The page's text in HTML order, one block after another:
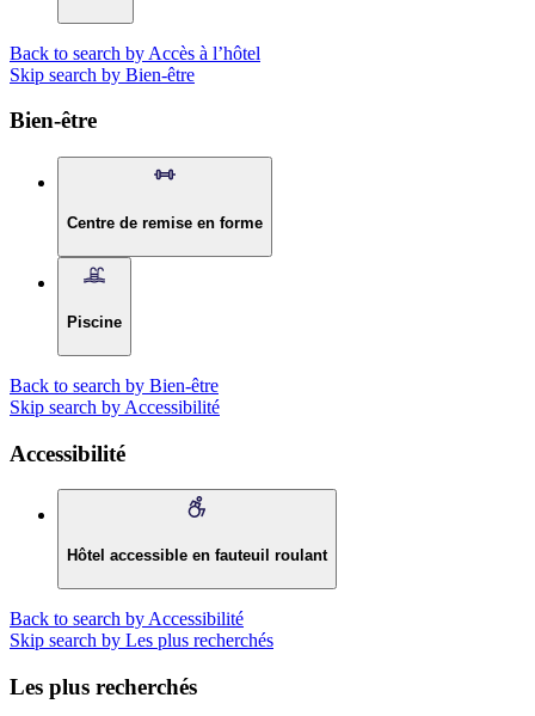
Back to search by Accès à l’hôtel
Skip search by Bien-être
Bien-être
Centre de remise en forme
Piscine
Back to search by Bien-être
Skip search by Accessibilité
Accessibilité
Hôtel accessible en fauteuil roulant
Back to search by Accessibilité
Skip search by Les plus recherchés
Les plus recherchés